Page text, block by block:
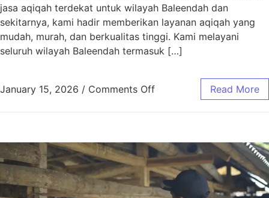
jasa aqiqah terdekat untuk wilayah Baleendah dan
sekitarnya, kami hadir memberikan layanan aqiqah yang
mudah, murah, dan berkualitas tinggi. Kami melayani
seluruh wilayah Baleendah termasuk […]
January 15, 2026 / Comments Off Read More